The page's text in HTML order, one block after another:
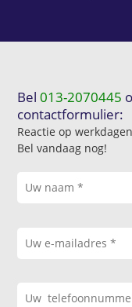
Bel013-2070445
contactformulier:
Reactie op werkdagen
Bel vandaag nog!